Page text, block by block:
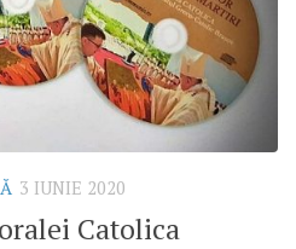
3 IUNIE 2020
Catolica